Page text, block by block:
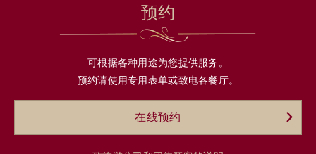
预约
可根据各种用途为您提供服务。
预约请使用专用表单或致电各餐厅。
在线预约